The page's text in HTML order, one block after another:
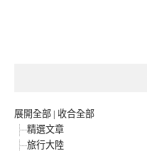
展開全部 | 收合全部
精選文章
旅行大陸